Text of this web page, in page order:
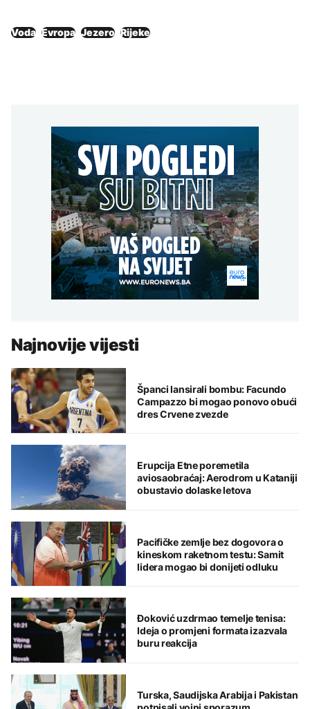
Voda Evropa Jezero Rijeke
Najnovije vijesti
Španci lansirali bombu: Facundo
Campazzo bi mogao ponovo obući
dres Crvene zvezde
Erupcija Etne poremetila
aviosaobraćaj: Aerodrom u Kataniji
obustavio dolaske letova
Pacifičke zemlje bez dogovora o
kineskom raketnom testu: Samit
lidera mogao bi donijeti odluku
Đoković uzdrmao temelje tenisa:
Ideja o promjeni formata izazvala
buru reakcija
Turska, Saudijska Arabija i Pakistan